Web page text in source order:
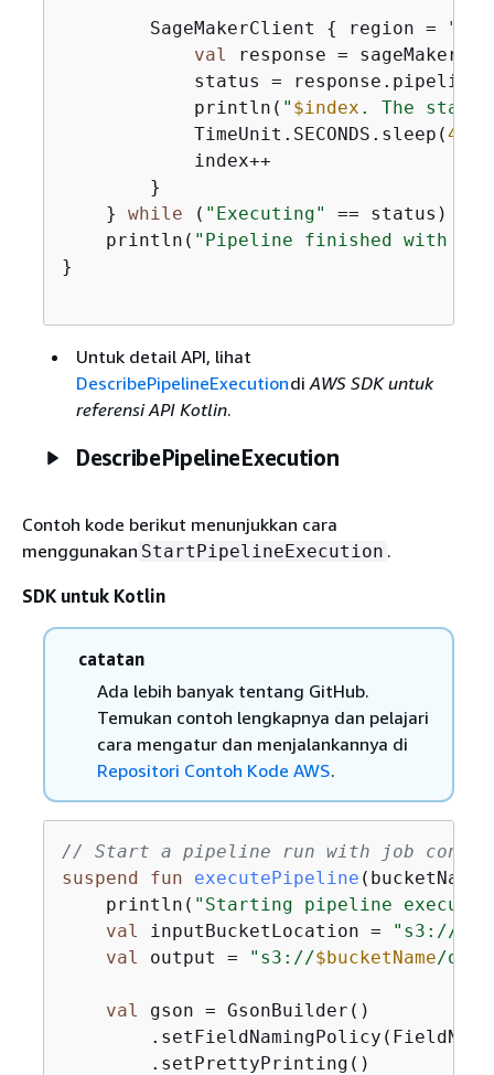
        SageMakerClient
{ region =
val response =
status =
            println(
" $index . The
            TimeUnit.SECONDS.sleep(
4
            index++
        }
    }
while ( "Executing"
== status)
    println(
"Pipeline finished with
}
Untuk detail API, lihat
DescribePipelineExecutiondiAWS SDK untuk
referensi API Kotlin.
DescribePipelineExecution
Contoh kode berikut menunjukkan cara
menggunakan StartPipelineExecution .
SDK untuk Kotlin
catatan
Ada lebih banyak tentang GitHub.
Temukan contoh lengkapnya dan pelajari
cara mengatur dan menjalankannya di
Repositori Contoh Kode AWS.
// Start a pipeline run with job
suspend
fun executePipeline
    println(
"Starting pipeline
val inputBucketLocation = "s3://
val output = "s3://$bucketName/
val gson = GsonBuilder()
        .setPrettyPrinting()